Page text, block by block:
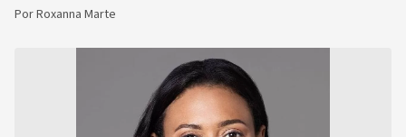
PorRoxanna Marte